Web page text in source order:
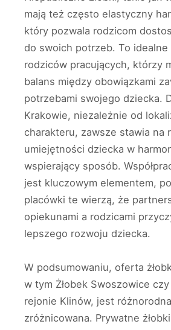
mają też często elastyczny
który pozwala rodzicom
do swoich potrzeb. To idealne
rodziców pracujących, którzy
balans między obowiązkami
potrzebami swojego dziecka.
Krakowie, niezależnie od
charakteru, zawsze stawia na
umiejętności dziecka w
wspierający sposób.
jest kluczowym elementem,
placówki te wierzą, że
opiekunami a rodzicami
lepszego rozwoju dziecka.
W podsumowaniu, oferta
w tym Żłobek Swoszowice
rejonie Klinów, jest
zróżnicowana. Prywatne